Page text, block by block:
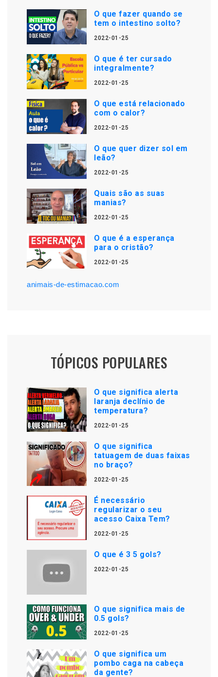
O que fazer quando se
tem o intestino solto?
2022-01-25
O que é ter cursado
integralmente?
2022-01-25
O que está relacionado
com o calor?
2022-01-25
O que quer dizer sol em
leão?
2022-01-25
Quais são as suas
manias?
2022-01-25
O que é a esperança
para o cristão?
2022-01-25
animais-de-estimacao.com
TÓPICOS POPULARES
O que significa alerta
laranja declínio de
temperatura?
2022-01-25
O que significa
tatuagem de duas faixas
no braço?
2022-01-25
É necessário
regularizar o seu
acesso Caixa Tem?
2022-01-25
O que é 3 5 gols?
2022-01-25
O que significa mais de
0.5 gols?
2022-01-25
O que significa um
pombo caga na cabeça
da gente?